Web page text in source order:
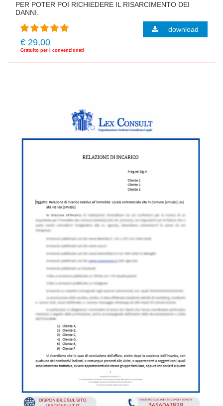
PER POTER POI RICHIEDERE IL RISARCIMENTO DEI
DANNI.
€ 29,00
Gratuito per i convenzionati
download